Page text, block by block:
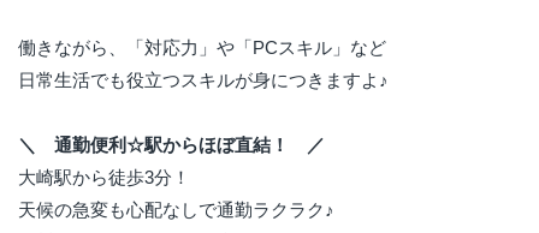
働きながら、「対応力」や「PCスキル」など
日常生活でも役立つスキルが身につきますよ♪
＼ 通勤便利☆駅からほぼ直結！ ／
大崎駅から徒歩3分！
天候の急変も心配なしで通勤ラクラク♪